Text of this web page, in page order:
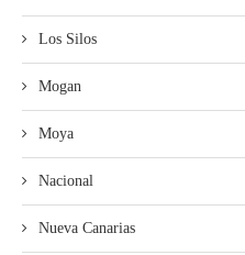
Los Silos
Mogan
Moya
Nacional
Nueva Canarias